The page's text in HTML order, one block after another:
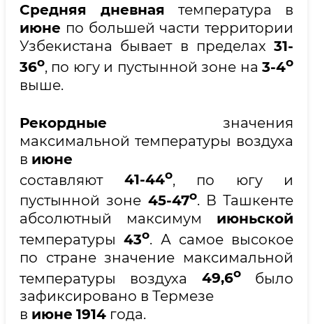
Средняя дневная температура в
июне по большей части территории
Узбекистана бывает в пределах 31-
36о, по югу и пустынной зоне на 3-4о
выше.
Рекордные значения
максимальной температуры воздуха
в июне
составляют 41-44о, по югу и
пустынной зоне 45-47о. В Ташкенте
абсолютный максимум июньской
температуры43о. А самое высокое
по стране значение максимальной
температуры воздуха 49,6обыло
зафиксировано в Термезе
в июне 1914 года.